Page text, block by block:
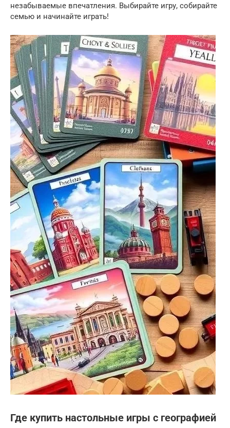
незабываемые впечатления. Выбирайте игру, собирайте
семью и начинайте играть!
Где купить настольные игры с географией